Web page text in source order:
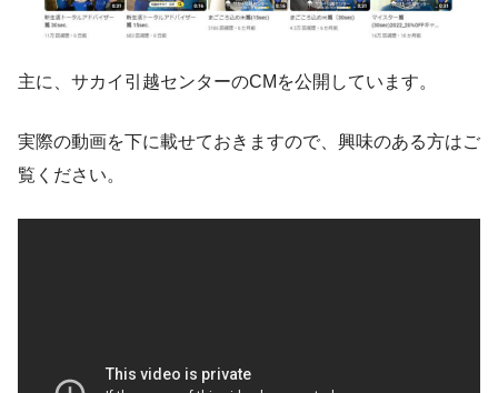
主に、サカイ引越センターのCMを公開しています。
実際の動画を下に載せておきますので、興味のある方はご
覧ください。